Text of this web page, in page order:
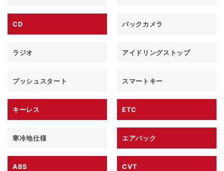
CD バックカメラ
ラジオ アイドリングストップ
プッシュスタート スマートキー
キーレス ETC
寒冷地仕様 エアバック
ABS CVT